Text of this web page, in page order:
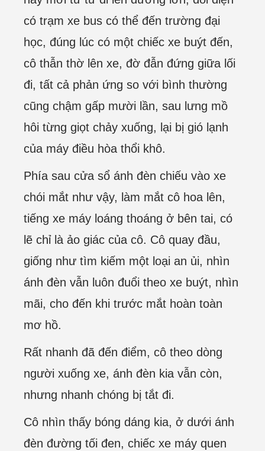
có trạm xe bus có thể đến trường đại
học, đúng lúc có một chiếc xe buýt đến,
cô thẫn thờ lên xe, đờ đẫn đứng giữa lối
đi, tất cả phản ứng so với bình thường
cũng chậm gấp mười lần, sau lưng mồ
hôi từng giọt chảy xuống, lại bị gió lạnh
của máy điều hòa thổi khô.
Phía sau cửa sổ ánh đèn chiếu vào xe
chói mắt như vậy, làm mắt cô hoa lên,
tiếng xe máy loáng thoáng ở bên tai, có
lẽ chỉ là ảo giác của cô. Cô quay đầu,
giống như tìm kiếm một loại an ủi, nhìn
ánh đèn vẫn luôn đuổi theo xe buýt, nhìn
mãi, cho đến khi trước mắt hoàn toàn
mơ hồ.
Rất nhanh đã đến điểm, cô theo dòng
người xuống xe, ánh đèn kia vẫn còn,
nhưng nhanh chóng bị tắt đi.
Cô nhìn thấy bóng dáng kia, ở dưới ánh
đèn đường tối đen, chiếc xe máy quen